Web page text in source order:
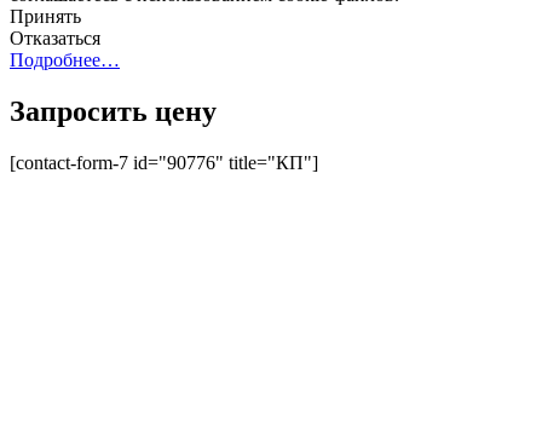
Принять
Отказаться
Подробнее…
Запросить цену
[contact-form-7 id="90776" title="КП"]